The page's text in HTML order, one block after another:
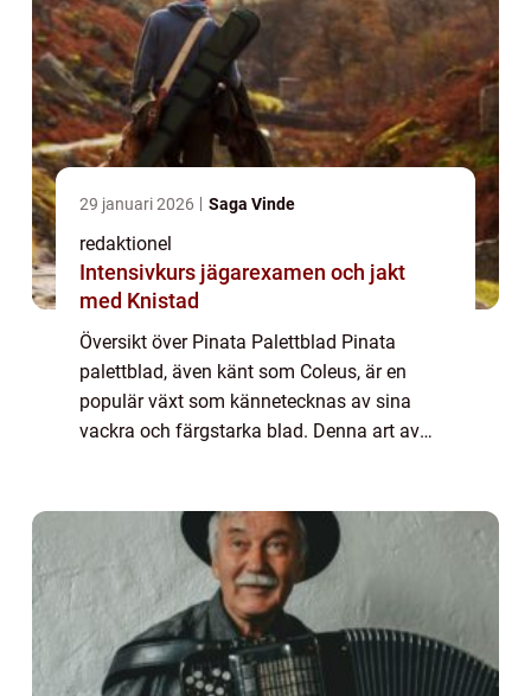
29 januari 2026 Saga Vinde
redaktionel
Intensivkurs jägarexamen och jakt
med Knistad
Översikt över Pinata Palettblad Pinata
palettblad, även känt som Coleus, är en
populär växt som kännetecknas av sina
vackra och färgstarka blad. Denna art av